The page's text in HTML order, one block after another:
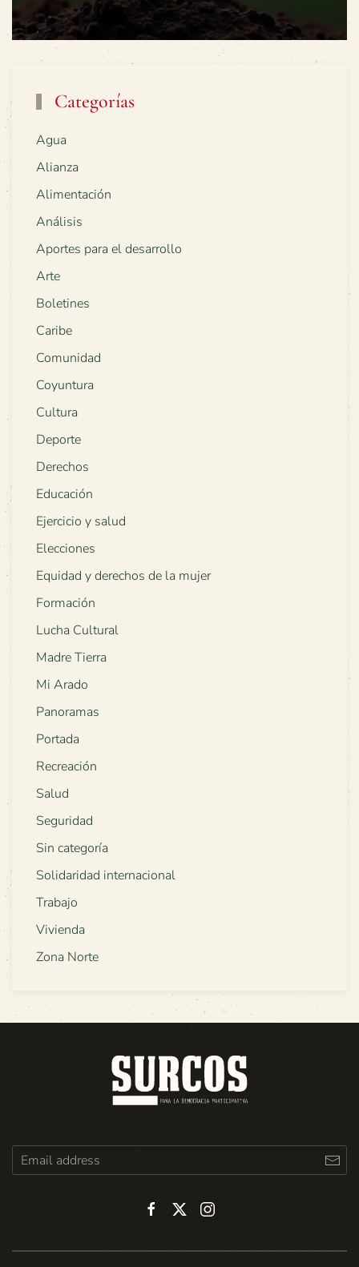
Categorías
Agua
Alianza
Alimentación
Análisis
Aportes para el desarrollo
Arte
Boletines
Caribe
Comunidad
Coyuntura
Cultura
Deporte
Derechos
Educación
Ejercicio y salud
Elecciones
Equidad y derechos de la mujer
Formación
Lucha Cultural
Madre Tierra
Mi Arado
Panoramas
Portada
Recreación
Salud
Seguridad
Sin categoría
Solidaridad internacional
Trabajo
Vivienda
Zona Norte